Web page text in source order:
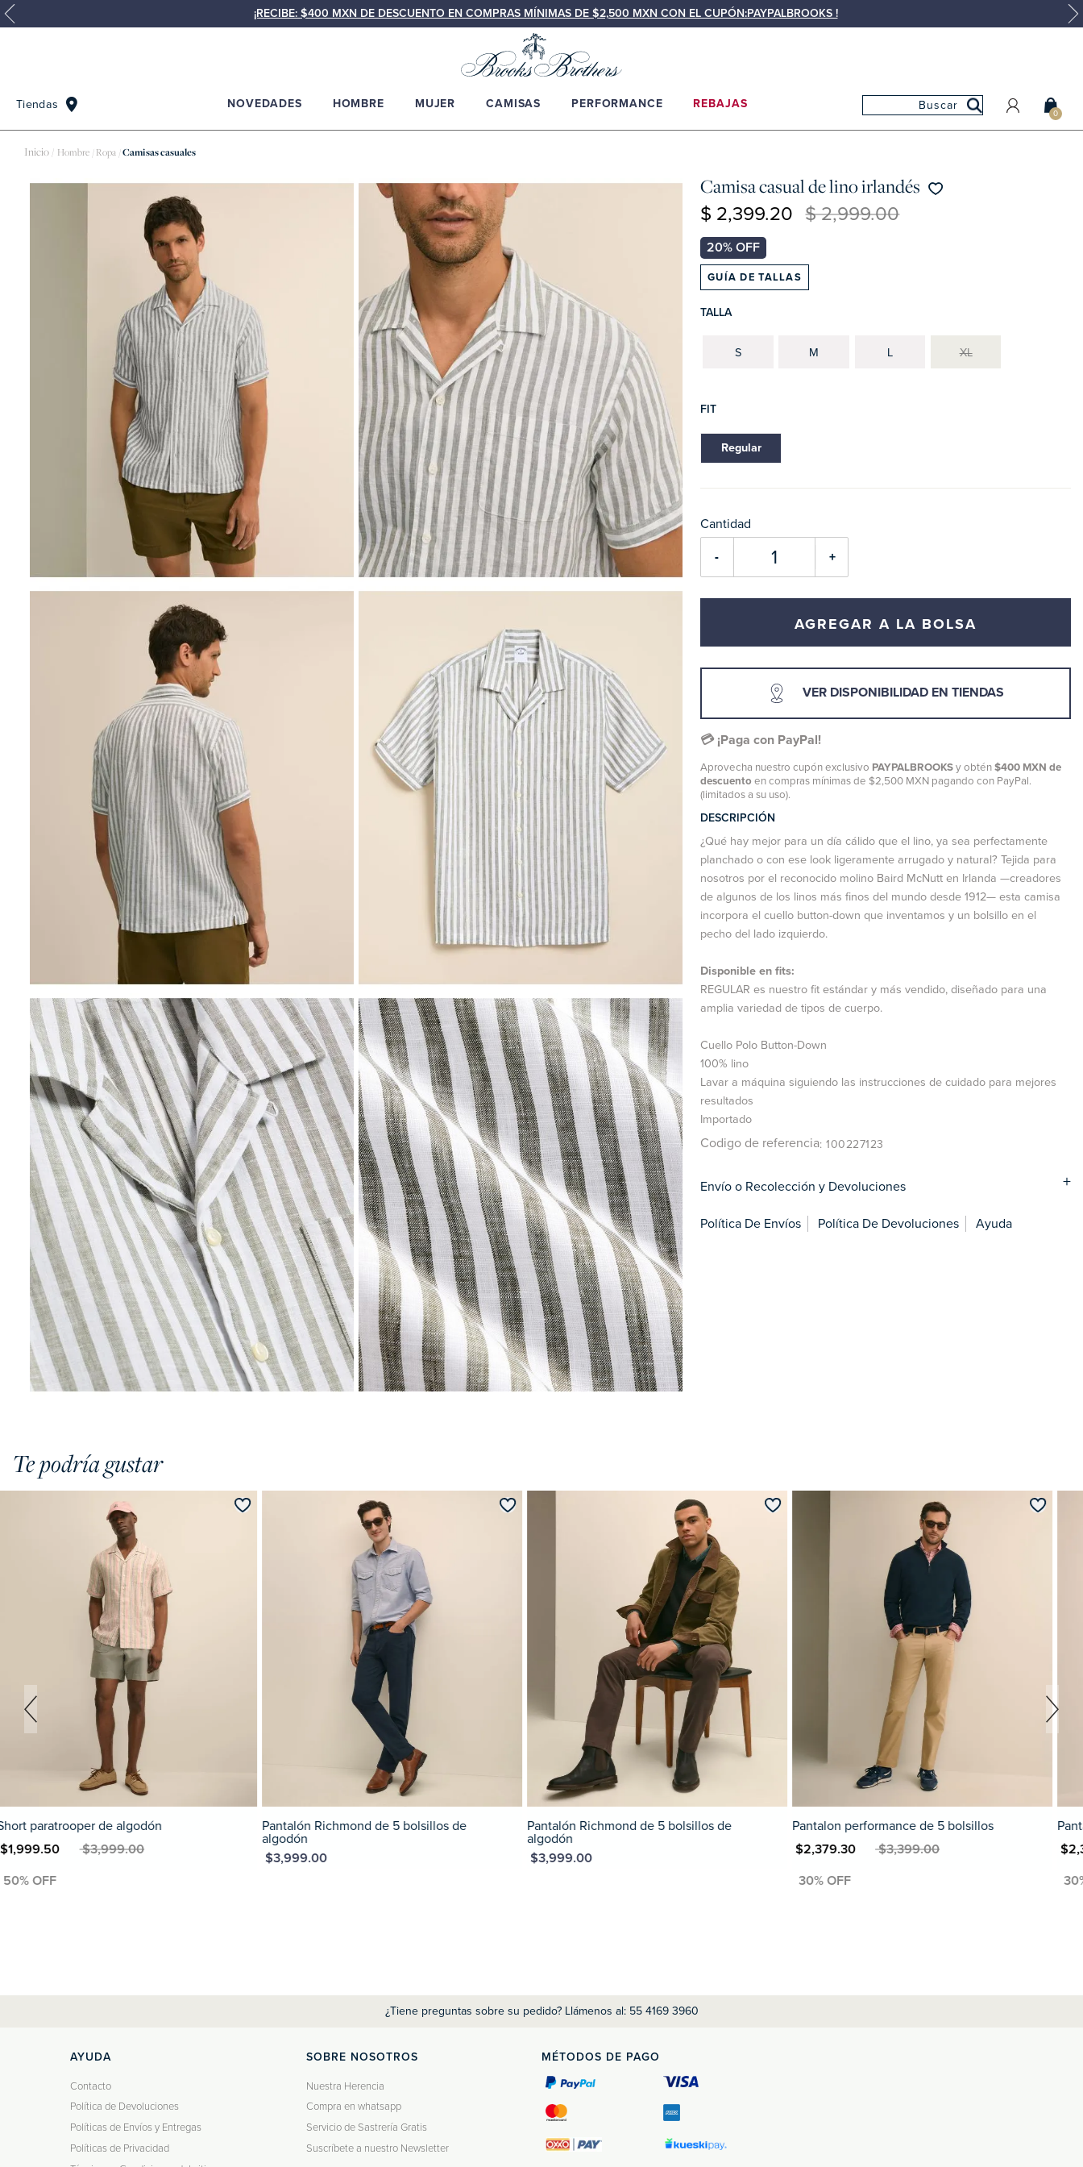
¡RECIBE: $400 MXN DE DESCUENTO EN COMPRAS MÍNIMAS DE $2,500 MXN CON EL CUPÓN:PAYPALBROOKS !
Tiendas
0
NOVEDADES HOMBRE MUJER CAMISAS PERFORMANCE REBAJAS
Hombre Ropa Camisas casuales
Camisa casual de lino irlandés
$ 2,999.00
$ 2,399.20
GUÍA DE TALLAS
TALLA
L
M
S XL
FIT
Regular
Cantidad
+
-
AGREGAR A LA BOLSA
VER DISPONIBILIDAD EN TIENDAS
💳 ¡Paga con PayPal!
Aprovecha nuestro cupón exclusivo PAYPALBROOKSy obtén$400 MXN de
descuento en compras mínimas de $2,500 MXN pagando con PayPal.
(limitados a su uso).
DESCRIPCIÓN
¿Qué hay mejor para un día cálido que el lino, ya sea perfectamente
planchado o con ese look ligeramente arrugado y natural? Tejida para
nosotros por el reconocido molino Baird McNutt en Irlanda —creadores
de algunos de los linos más finos del mundo desde 1912— esta camisa
incorpora el cuello button-down que inventamos y un bolsillo en el
pecho del lado izquierdo.
Disponible en fits:
REGULAR es nuestro fit estándar y más vendido, diseñado para una
amplia variedad de tipos de cuerpo.
Cuello Polo Button-Down
100% lino
Lavar a máquina siguiendo las instrucciones de cuidado para mejores
resultados
Importado
Codigo de referencia: 100227123
Envío o Recolección y Devoluciones
Política De Envíos Política De Devoluciones Ayuda
Te podría gustar
Pantalón Richmond de 5 bolsillos de
$3,999.00
Pantalón Richmond de 5 bolsillos de
algodón
MXN $3,999.00
Pantalon performance de 5 bolsillos
MXN $2,379.30
Pantalón Performance de 5 Bolsillos Straight
MXN $2,379.30 MXN $3,399.00
¿Tiene preguntas sobre su pedido? Llámenos al: 55 4169 3960
AYUDA
Contacto
Política de Devoluciones
Políticas de Envíos y Entregas
Políticas de Privacidad
SOBRE NOSOTROS
Nuestra Herencia
Compra en whatsapp
Servicio de Sastrería Gratis
Suscríbete a nuestro Newsletter
MÉTODOS DE PAGO